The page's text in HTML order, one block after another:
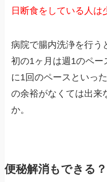
日断食をしている人は
病院で腸内洗浄を行う
初の1ヶ月は週1のペー
に1回のペースといっ
の余裕がなくては出来
か。
便秘解消もできる？